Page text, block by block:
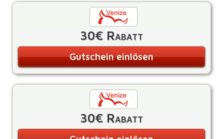
30€ Rabatt
Gutschein einlösen
30€ Rabatt